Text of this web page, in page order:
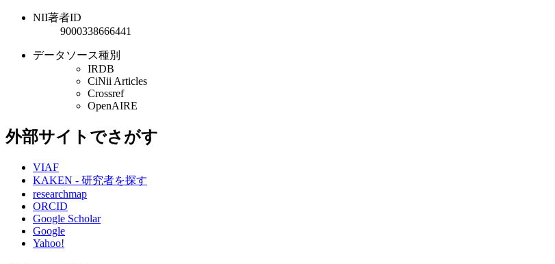
NII著者ID
9000338666441
データソース種別
IRDB
CiNii Articles
Crossref
OpenAIRE
外部サイトでさがす
VIAF
KAKEN - 研究者を探す
researchmap
ORCID
Google Scholar
Google
Yahoo!